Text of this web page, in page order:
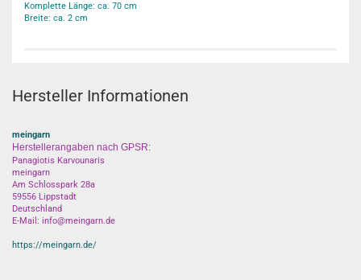
Komplette Länge: ca. 70 cm
Breite: ca. 2 cm
Hersteller Informationen
meingarn
Herstellerangaben nach GPSR:
Panagiotis Karvounaris
meingarn
Am Schlosspark 28a
59556 Lippstadt
Deutschland
E-Mail: info@meingarn.de
https://meingarn.de/